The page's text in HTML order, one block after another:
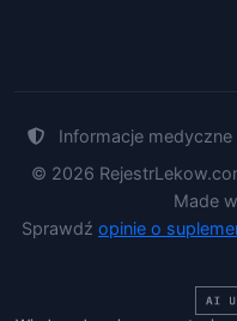
Informacje
© 2026
Made
Sprawdź opinie o